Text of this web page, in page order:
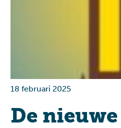
18 februari 2025
De